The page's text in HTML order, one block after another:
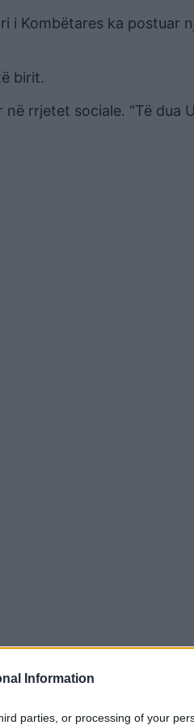
Information
parties, or processing of your
i Kombëtares ka postuar
birit.
rrjetet sociale. “Të dua